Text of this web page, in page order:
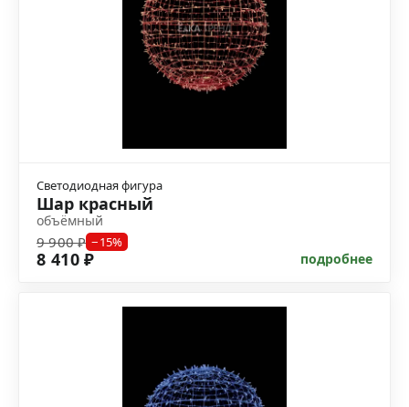
Светодиодная фигура
Шар красный
объёмный
9 900 ₽ −15%
8 410 ₽ подробнее